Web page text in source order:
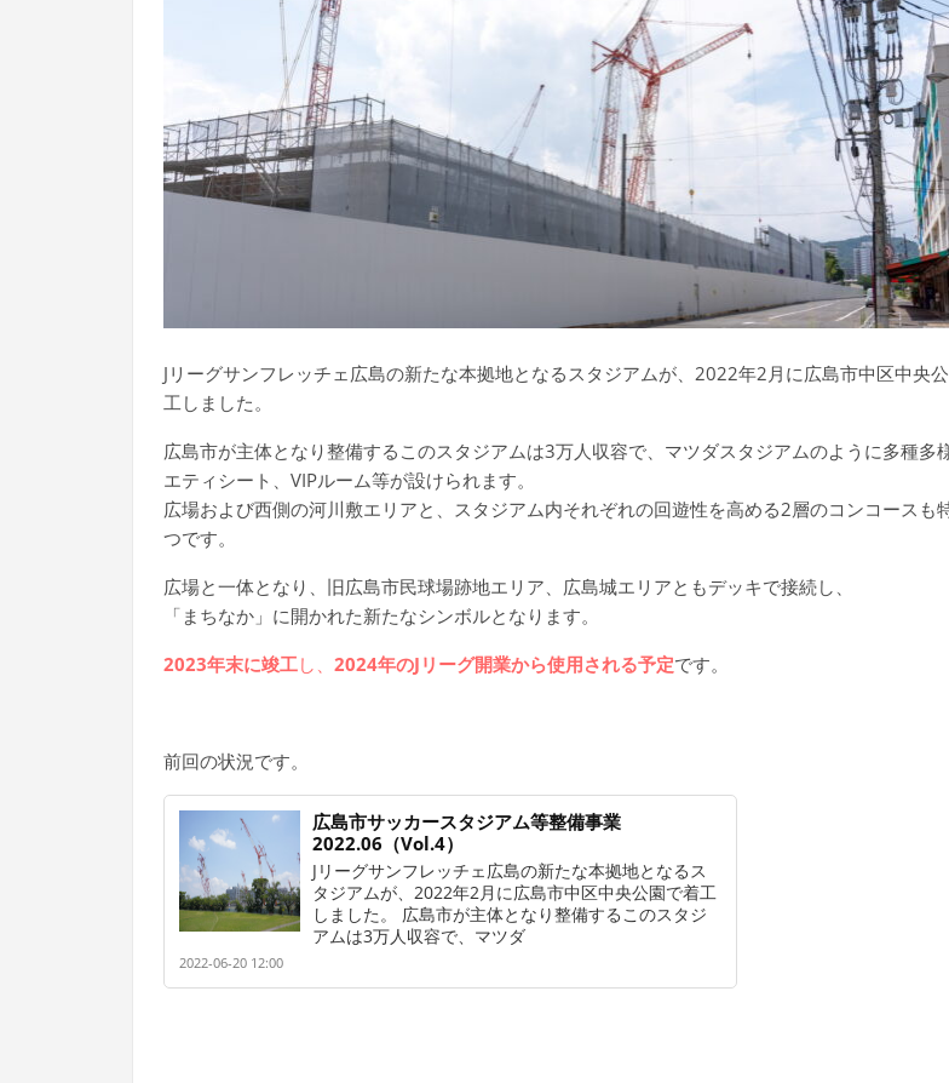
Jリーグサンフレッチェ広島の新たな本拠地となるスタジアムが、2022年2月に広島市中区中央
工しました。
広島市が主体となり整備するこのスタジアムは3万人収容で、マツダスタジアムのように多種多
エティシート、VIPルーム等が設けられます。
広場および西側の河川敷エリアと、スタジアム内それぞれの回遊性を高める2層のコンコースも
つです。
広場と一体となり、旧広島市民球場跡地エリア、広島城エリアともデッキで接続し、
「まちなか」に開かれた新たなシンボルとなります。
2023年末に竣工し、 2024年のJリーグ開業から使用される予定です。
前回の状況です。
広島市サッカースタジアム等整備事業
2022.06（Vol.4）
Jリーグサンフレッチェ広島の新たな本拠地となるス
タジアムが、2022年2月に広島市中区中央公園で着工
しました。 広島市が主体となり整備するこのスタジ
アムは3万人収容で、マツダ
2022-06-20 12:00